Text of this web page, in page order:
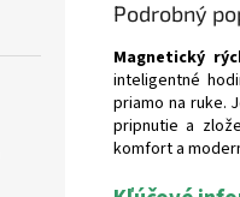
Podrobný
Magnetický
inteligentné
priamo na ruke.
pripnutie a
komfort a